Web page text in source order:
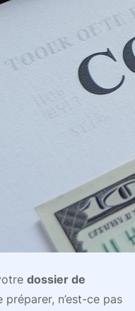
dossier de
n’est-ce pas